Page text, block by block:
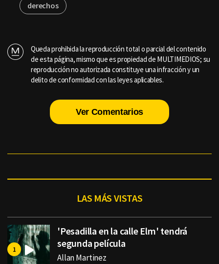
derechos
Queda prohibida la reproducción total o parcial del contenido
de esta página, mismo que es propiedad de MULTIMEDIOS; su
reproducción no autorizada constituye una infracción y un
delito de conformidad con las leyes aplicables.
Ver Comentarios
LAS MÁS VISTAS
'Pesadilla en la calle Elm' tendrá
segunda película
Allan Martinez